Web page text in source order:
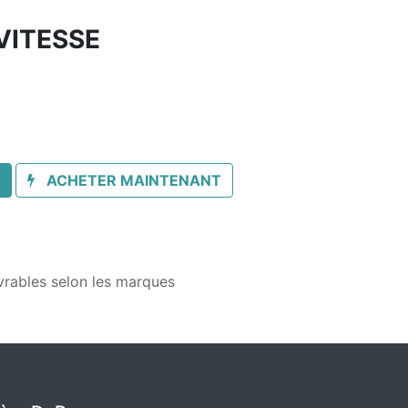
ACHETER MAINTENANT
selon les marques